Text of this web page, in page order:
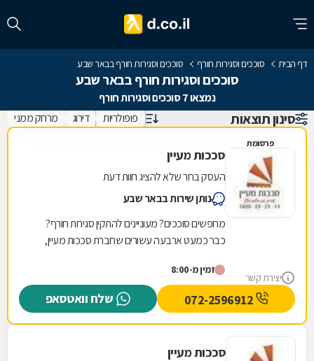
דף הבית סוככים וסגירות חורף סוככים וסגירות חורף בבאר שבע
סוככים וסגירות חורף בבאר שבע
נמצאו 7 סוככים וסגירות חורף
סינון תוצאות פופולריות דירוג מרחק ממני
פרסומת
יצירת קשר
סככות מעיין
העסק בחר שלא להציג חוות דעת
נותן שירות בבאר שבע
מחפשים סוככים? מעוניינים להתקין סגירות חורף?
כבר כמעט ארבעה עשורים שחברת סככות מעיין,
עוסקת...
זמין מ-8:00
שלח וואטסאפ
סככות מעיין